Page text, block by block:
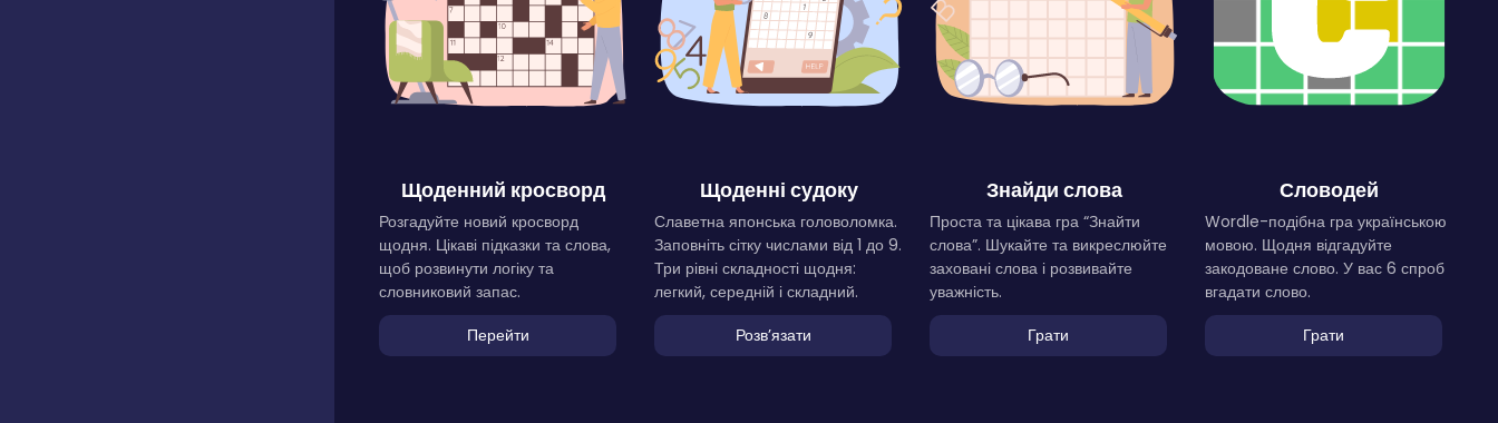
Щоденний кросворд
Розгадуйте новий кросворд
щодня. Цікаві підказки та слова,
щоб розвинути логіку та
словниковий запас.
Перейти
Щоденні судоку
Славетна японська головоломка.
Заповніть сітку числами від 1 до 9.
Три рівні складності щодня:
легкий, середній і складний.
Розвʼязати
Знайди слова
Проста та цікава гра “Знайти
слова”. Шукайте та викреслюйте
заховані слова і розвивайте
уважність.
Грати
Словодей
Wordle-подібна гра українською
мовою. Щодня відгадуйте
закодоване слово. У вас 6 спроб
вгадати слово.
Грати